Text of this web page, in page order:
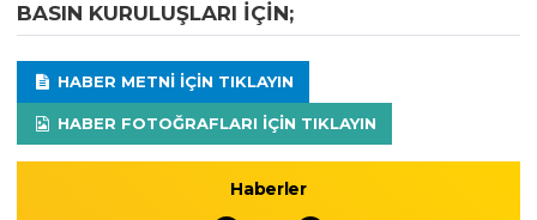
BASIN KURULUŞLARI IÇIN;
HABER METNI IÇIN TIKLAYIN
HABER FOTOĞRAFLARI IÇIN TIKLAYIN
Haberler